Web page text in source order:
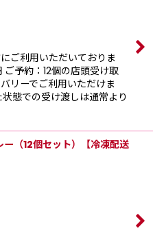
ご利用いただいておりま
ご予約：12個の店頭受け取
リーでご利用いただけま
態での受け渡しは通常より
ー（12個セット）【冷凍配送